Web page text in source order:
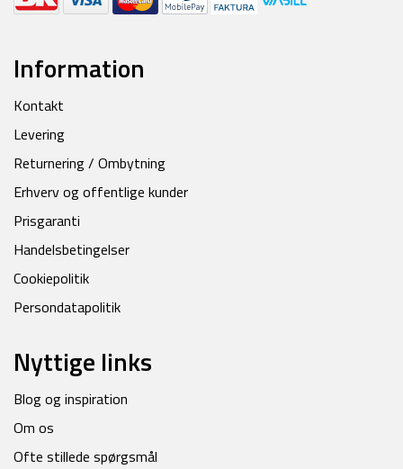
Information
Kontakt
Levering
Returnering / Ombytning
Erhverv og offentlige kunder
Prisgaranti
Handelsbetingelser
Cookiepolitik
Persondatapolitik
Nyttige links
Blog og inspiration
Om os
Ofte stillede spørgsmål